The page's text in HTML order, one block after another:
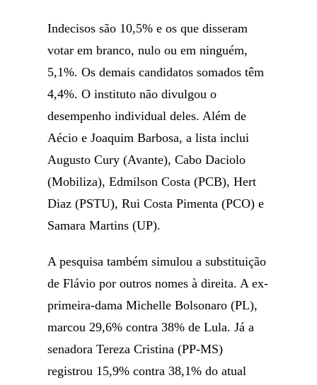
Indecisos são 10,5% e os que disseram
votar em branco, nulo ou em ninguém,
5,1%. Os demais candidatos somados têm
4,4%. O instituto não divulgou o
desempenho individual deles. Além de
Aécio e Joaquim Barbosa, a lista inclui
Augusto Cury (Avante), Cabo Daciolo
(Mobiliza), Edmilson Costa (PCB), Hert
Diaz (PSTU), Rui Costa Pimenta (PCO) e
Samara Martins (UP).
A pesquisa também simulou a substituição
de Flávio por outros nomes à direita. A ex-
primeira-dama Michelle Bolsonaro (PL),
marcou 29,6% contra 38% de Lula. Já a
senadora Tereza Cristina (PP-MS)
registrou 15,9% contra 38,1% do atual